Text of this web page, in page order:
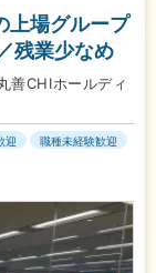
上場グループ
残業少なめ
善CHIホールディ
迎
職種未経験歓迎